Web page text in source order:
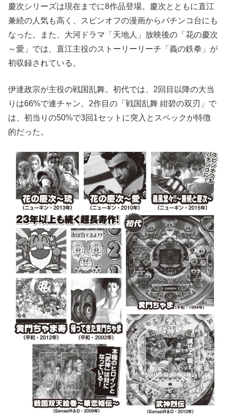
慶次シリーズは現在までに8作品登場。慶次とともに直江
兼続の人気も高く、スピンオフの漫画からパチンコ台にも
なった。また、大河ドラマ「天地人」放映後の「花の慶次
～愛」では、直江主役のストーリーリーチ「義の鉄拳」が
初収録されている。
伊達政宗が主役の戦国乱舞。初代では、2回目以降の大当
りは66%で連チャン。2作目の「戦国乱舞 紺碧の双刃」で
は、初当りの50%で3回1セットに突入とスペックが特徴
的だった。